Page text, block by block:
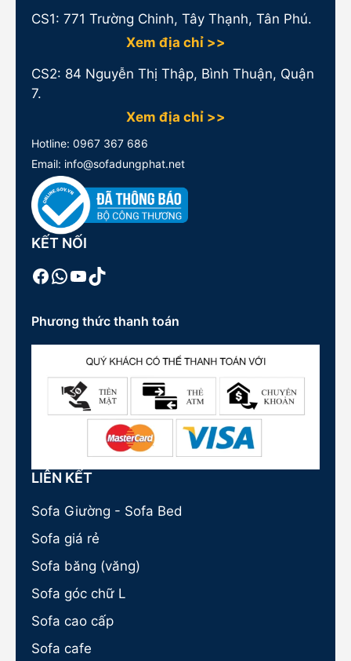
CS1: 771 Trường Chinh, Tây Thạnh, Tân Phú.
Xem địa chỉ >>
CS2: 84 Nguyễn Thị Thập, Bình Thuận, Quận
7.
Xem địa chỉ >>
Hotline: 0967 367 686
Email: info@sofadungphat.net
KẾT NỐI
Facebook
WhatsApp
Youtube
TikTok
Phương thức thanh toán
LIÊN KẾT
Sofa Giường - Sofa Bed
Sofa giá rẻ
Sofa băng (văng)
Sofa góc chữ L
Sofa cao cấp
Sofa cafe